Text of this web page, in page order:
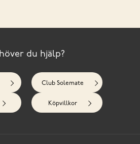
du hjälp?
Club Solemate
Köpvillkor